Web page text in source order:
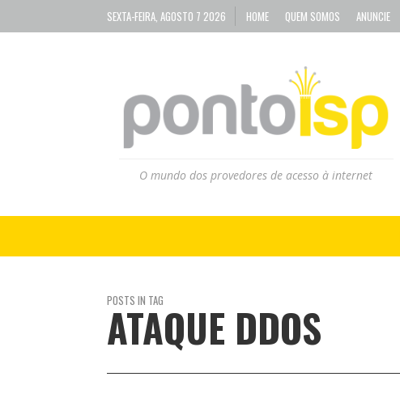
SEXTA-FEIRA, AGOSTO 7 2026 HOME QUEM SOMOS ANUNCIE
O mundo dos provedores de acesso à internet
POSTS IN TAG
ATAQUE DDOS